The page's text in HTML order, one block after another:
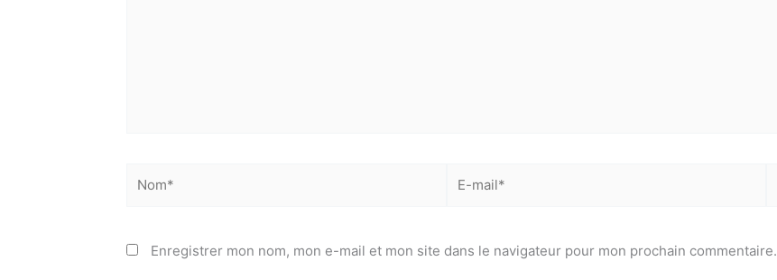
mail*
Enregistrer mon nom, mon e-mail et mon site dans le navigateur pour mon prochain commentaire.